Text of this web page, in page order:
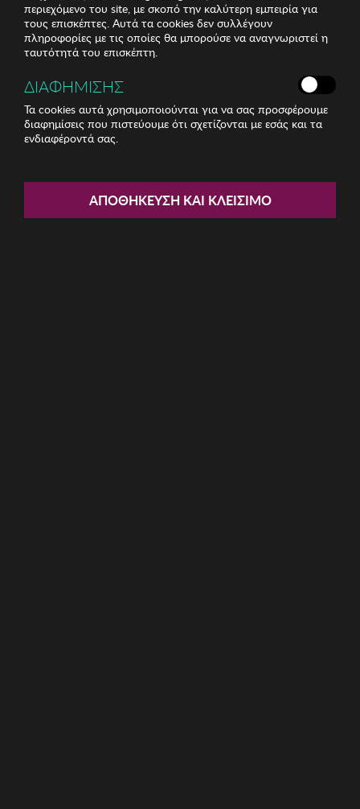
Unisex Γυαλιά Ηλίου Marc
περιεχόμενο του site, με σκοπό την καλύτερη εμπειρία για
τους επισκέπτες. Αυτά τα cookies δεν συλλέγουν
πληροφορίες με τις οποίες θα μπορούσε να αναγνωριστεί η
ταυτότητά του επισκέπτη.
ΔΙΑΦΗΜΙΣΗΣ
Τα cookies αυτά χρησιμοποιούνται για να σας προσφέρουμε
διαφημίσεις που πιστεύουμε ότι σχετίζονται με εσάς και τα
ενδιαφέροντά σας.
ΑΠΟΘΉΚΕΥΣΗ ΚΑΙ ΚΛΕΊΣΙΜΟ